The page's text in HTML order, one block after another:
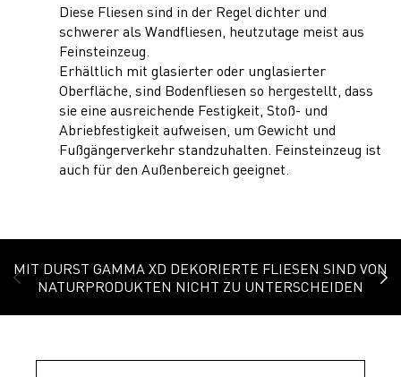
Diese Fliesen sind in der Regel dichter und
schwerer als Wandfliesen, heutzutage meist aus
Feinsteinzeug.
Erhältlich mit glasierter oder unglasierter
Oberfläche, sind Bodenfliesen so hergestellt, dass
sie eine ausreichende Festigkeit, Stoß- und
Abriebfestigkeit aufweisen, um Gewicht und
Fußgängerverkehr standzuhalten. Feinsteinzeug ist
auch für den Außenbereich geeignet.
MIT DURST GAMMA XD DEKORIERTE FLIESEN SIND VON
NATURPRODUKTEN NICHT ZU UNTERSCHEIDEN